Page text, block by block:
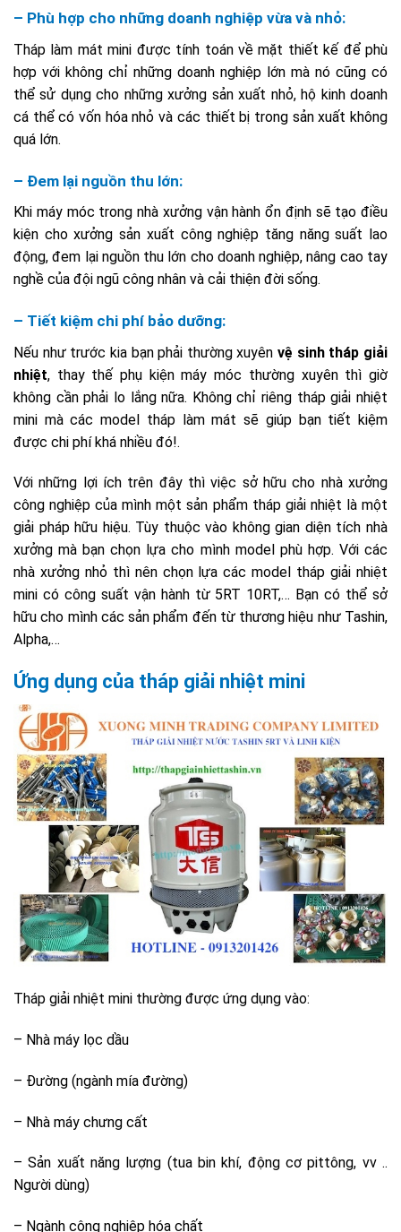
– Phù hợp cho những doanh nghiệp vừa và nhỏ:
Tháp làm mát mini được tính toán về mặt thiết kế để phù
hợp với không chỉ những doanh nghiệp lớn mà nó cũng có
thể sử dụng cho những xưởng sản xuất nhỏ, hộ kinh doanh
cá thể có vốn hóa nhỏ và các thiết bị trong sản xuất không
quá lớn.
– Đem lại nguồn thu lớn:
Khi máy móc trong nhà xưởng vận hành ổn định sẽ tạo điều
kiện cho xưởng sản xuất công nghiệp tăng năng suất lao
động, đem lại nguồn thu lớn cho doanh nghiệp, nâng cao tay
nghề của đội ngũ công nhân và cải thiện đời sống.
– Tiết kiệm chi phí bảo dưỡng:
Nếu như trước kia bạn phải thường xuyênvệ sinh tháp giải
nhiệt, thay thế phụ kiện máy móc thường xuyên thì giờ
không cần phải lo lắng nữa. Không chỉ riêng tháp giải nhiệt
mini mà các model tháp làm mát sẽ giúp bạn tiết kiệm
được chi phí khá nhiều đó!.
Với những lợi ích trên đây thì việc sở hữu cho nhà xưởng
công nghiệp của mình một sản phẩm tháp giải nhiệt là một
giải pháp hữu hiệu. Tùy thuộc vào không gian diện tích nhà
xưởng mà bạn chọn lựa cho mình model phù hợp. Với các
nhà xưởng nhỏ thì nên chọn lựa các model tháp giải nhiệt
mini có công suất vận hành từ 5RT 10RT,… Bạn có thể sở
hữu cho mình các sản phẩm đến từ thương hiệu như Tashin,
Alpha,…
Ứng dụng của tháp giải nhiệt mini
Tháp giải nhiệt mini thường được ứng dụng vào:
– Nhà máy lọc dầu
– Đường (ngành mía đường)
– Nhà máy chưng cất
– Sản xuất năng lượng (tua bin khí, động cơ pittông, vv ..
Người dùng)
– Ngành công nghiệp hóa chất